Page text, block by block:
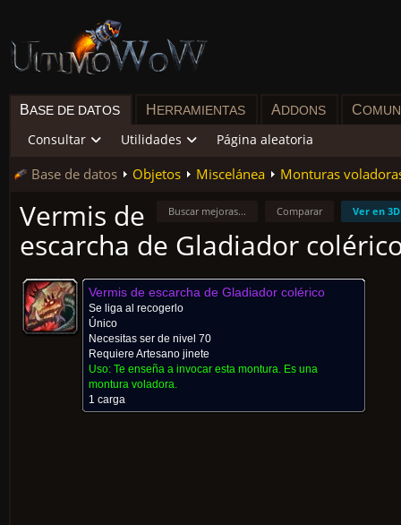
BASE DE DATOS H ERRAMIENTAS ADDONS C
Consultar Utilidades Página aleatoria
Base de datos Objetos Miscelánea Monturas
Ver en 3D
Comparar
Buscar mejoras...
Vermis de
escarcha de Gladiador
Vermis de escarcha de Gladiador colérico
Se liga al recogerlo
Único
Necesitas ser de nivel 70
Requiere Artesano jinete
Uso: Te enseña a invocar esta montura. Es una
montura voladora.
1 carga